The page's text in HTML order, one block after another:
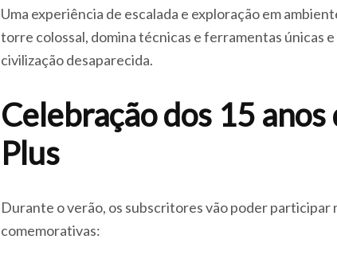
Uma experiência de escalada e exploração em
torre colossal, domina técnicas e ferramentas únicas
civilização desaparecida.
Celebração dos 15
Plus
Durante o verão, os subscritores vão poder participar
comemorativas: